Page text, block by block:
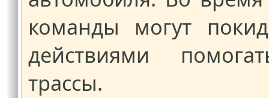
команды могут
действиями
трассы.